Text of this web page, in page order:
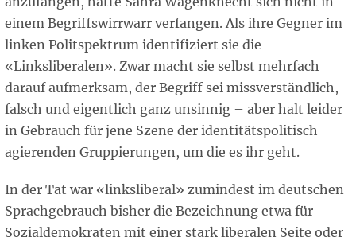
einem Begriffswirrwarr verfangen. Als ihre Gegner im
linken Politspektrum identifiziert sie die
«Linksliberalen». Zwar macht sie selbst mehrfach
darauf aufmerksam, der Begriff sei missverständlich,
falsch und eigentlich ganz unsinnig – aber halt leider
in Gebrauch für jene Szene der identitätspolitisch
agierenden Gruppierungen, um die es ihr geht.
In der Tat war «linksliberal» zumindest im deutschen
Sprachgebrauch bisher die Bezeichnung etwa für
Sozialdemokraten mit einer stark liberalen Seite oder